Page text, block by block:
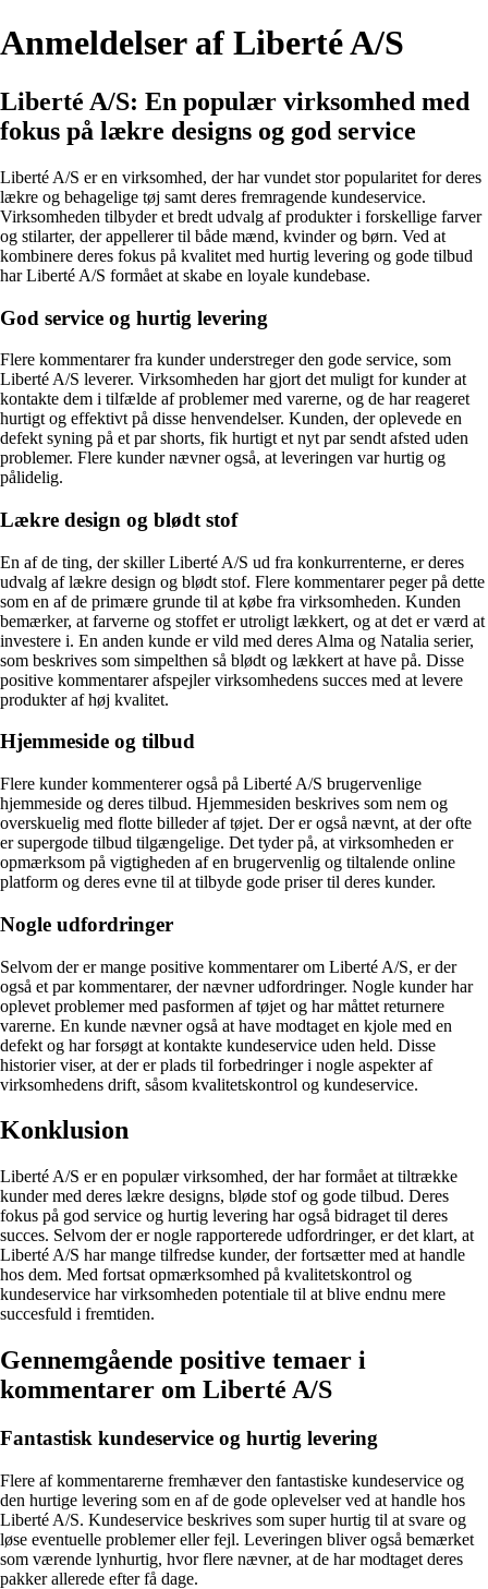
Anmeldelser af Liberté A/S
Liberté A/S: En populær virksomhed med
fokus på lækre designs og god service
Liberté A/S er en virksomhed, der har vundet stor popularitet for deres
lækre og behagelige tøj samt deres fremragende kundeservice.
Virksomheden tilbyder et bredt udvalg af produkter i forskellige farver
og stilarter, der appellerer til både mænd, kvinder og børn. Ved at
kombinere deres fokus på kvalitet med hurtig levering og gode tilbud
har Liberté A/S formået at skabe en loyale kundebase.
God service og hurtig levering
Flere kommentarer fra kunder understreger den gode service, som
Liberté A/S leverer. Virksomheden har gjort det muligt for kunder at
kontakte dem i tilfælde af problemer med varerne, og de har reageret
hurtigt og effektivt på disse henvendelser. Kunden, der oplevede en
defekt syning på et par shorts, fik hurtigt et nyt par sendt afsted uden
problemer. Flere kunder nævner også, at leveringen var hurtig og
pålidelig.
Lækre design og blødt stof
En af de ting, der skiller Liberté A/S ud fra konkurrenterne, er deres
udvalg af lækre design og blødt stof. Flere kommentarer peger på dette
som en af de primære grunde til at købe fra virksomheden. Kunden
bemærker, at farverne og stoffet er utroligt lækkert, og at det er værd at
investere i. En anden kunde er vild med deres Alma og Natalia serier,
som beskrives som simpelthen så blødt og lækkert at have på. Disse
positive kommentarer afspejler virksomhedens succes med at levere
produkter af høj kvalitet.
Hjemmeside og tilbud
Flere kunder kommenterer også på Liberté A/S brugervenlige
hjemmeside og deres tilbud. Hjemmesiden beskrives som nem og
overskuelig med flotte billeder af tøjet. Der er også nævnt, at der ofte
er supergode tilbud tilgængelige. Det tyder på, at virksomheden er
opmærksom på vigtigheden af en brugervenlig og tiltalende online
platform og deres evne til at tilbyde gode priser til deres kunder.
Nogle udfordringer
Selvom der er mange positive kommentarer om Liberté A/S, er der
også et par kommentarer, der nævner udfordringer. Nogle kunder har
oplevet problemer med pasformen af tøjet og har måttet returnere
varerne. En kunde nævner også at have modtaget en kjole med en
defekt og har forsøgt at kontakte kundeservice uden held. Disse
historier viser, at der er plads til forbedringer i nogle aspekter af
virksomhedens drift, såsom kvalitetskontrol og kundeservice.
Konklusion
Liberté A/S er en populær virksomhed, der har formået at tiltrække
kunder med deres lækre designs, bløde stof og gode tilbud. Deres
fokus på god service og hurtig levering har også bidraget til deres
succes. Selvom der er nogle rapporterede udfordringer, er det klart, at
Liberté A/S har mange tilfredse kunder, der fortsætter med at handle
hos dem. Med fortsat opmærksomhed på kvalitetskontrol og
kundeservice har virksomheden potentiale til at blive endnu mere
succesfuld i fremtiden.
Gennemgående positive temaer i
kommentarer om Liberté A/S
Fantastisk kundeservice og hurtig levering
Flere af kommentarerne fremhæver den fantastiske kundeservice og
den hurtige levering som en af de gode oplevelser ved at handle hos
Liberté A/S. Kundeservice beskrives som super hurtig til at svare og
løse eventuelle problemer eller fejl. Leveringen bliver også bemærket
som værende lynhurtig, hvor flere nævner, at de har modtaget deres
pakker allerede efter få dage.